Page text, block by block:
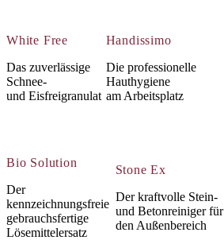
White Free
Das zuverlässige
Schnee-
und Eisfreigranulat
Handissimo
Die professionelle
Hauthygiene
am Arbeitsplatz
Bio Solution
Der
kennzeichnungsfreie
gebrauchsfertige
Lösemittelersatz
Stone Ex
Der kraftvolle Stein-
und Betonreiniger für
den Außenbereich